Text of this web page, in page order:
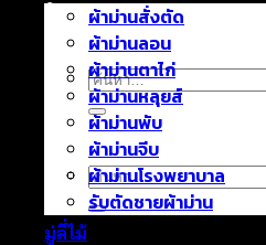
ติดต่อเรา
เกี่ยวกับเรา
ค้นหา:
ค้นหา:
ผ้าม่านสั่งตัด
ผ้าม่านลอน
ผ้าม่านตาไก่
ผ้าม่านหลุยส์
ผ้าม่านพับ
ผ้าม่านจีบ
ผ้าม่านโรงพยาบาล
รับตัดชายผ้าม่าน
มู่ลี่ไม้